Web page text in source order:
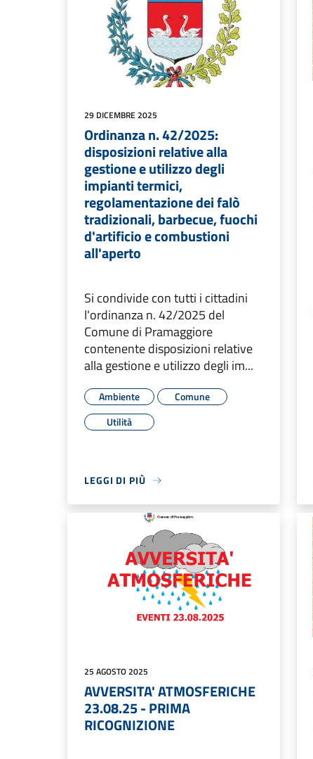
29 DICEMBRE 2025
Ordinanza n. 42/2025:
disposizioni relative alla
gestione e utilizzo degli
impianti termici,
regolamentazione dei falò
tradizionali, barbecue, fuochi
d'artificio e combustioni
all'aperto
Si condivide con tutti i cittadini
l'ordinanza n. 42/2025 del
Comune di Pramaggiore
contenente disposizioni relative
alla gestione e utilizzo degli im...
Ambiente
Comune
Utilità
LEGGI DI PIÙ
25 AGOSTO 2025
AVVERSITA' ATMOSFERICHE
23.08.25 - PRIMA
RICOGNIZIONE